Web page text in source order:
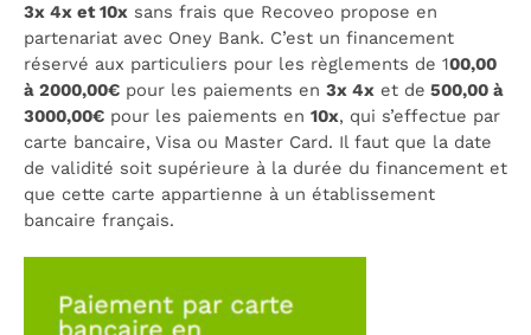
3x 4x et 10x sans frais que Recoveo propose en
partenariat avec Oney Bank. C’est un financement
réservé aux particuliers pour les règlements de 100,00
à 2000,00€ pour les paiements en 3x 4x et de 500,00 à
3000,00€ pour les paiements en 10x, qui s’effectue par
carte bancaire, Visa ou Master Card. Il faut que la date
de validité soit supérieure à la durée du financement et
que cette carte appartienne à un établissement
bancaire français.